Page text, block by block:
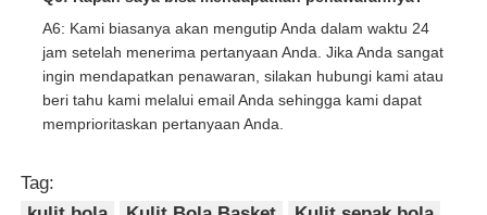
A6: Kami biasanya akan mengutip Anda dalam waktu 24
jam setelah menerima pertanyaan Anda. Jika Anda sangat
ingin mendapatkan penawaran, silakan hubungi kami atau
beri tahu kami melalui email Anda sehingga kami dapat
memprioritaskan pertanyaan Anda.
Tag: